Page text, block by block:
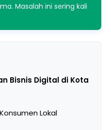
Masalah ini sering kali
Bisnis Digital di Kota
Lokal